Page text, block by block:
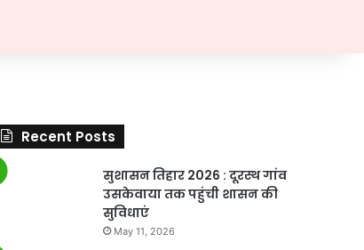
Recent Posts
सुशासन तिहार 2026 : दूरस्थ गांव
उसकेवाया तक पहुंची शासन की
सुविधाएं
May 11, 2026